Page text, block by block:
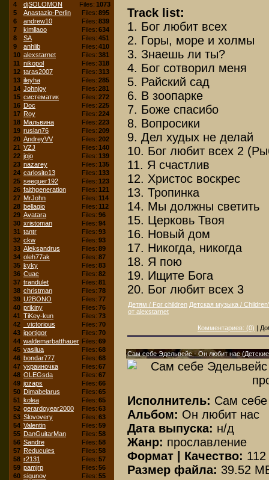
4
djSOLOMON Files: 1073
5
Anastazio-Perlin Files: 895
6
andrew10 Files: 839
7
kimllaoo Files: 634
8
SA Files: 451
9
anhlib Files: 410
10 alexstarnet Files: 381
11
nikopol Files: 318
12 taras2007 Files: 313
13 ileyha Files: 285
14 Johnjoy Files: 281
15 систематик Files: 272
16 Doc Files: 225
17 Roy Files: 224
18 Мальвина Files: 223
19 ruslan76 Files: 209
20 AndreyVV Files: 202
21 VZJ Files: 140
22 jojo Files: 139
23 nazarey Files: 135
24 carlosito13 Files: 133
25 seequer192 Files: 123
26 faithgeneration Files: 121
27 MrJohn Files: 114
28 bellagio Files: 112
29 Avatara Files: 96
30 xristoman Files: 94
31 tantr Files: 93
32 ckw Files: 93
33 Aleksandrus Files: 89
34 oleh77ak Files: 87
35 kyky Files: 83
36 Cuac Files: 82
37 trandulet Files: 81
38 christman Files: 78
39 U2BONO Files: 77
40 prikiny Files: 76
41 TiKey-kun Files: 73
42
_victorious Files: 70
43 igortigor Files: 70
44 waldemarbatthauer Files: 69
45 vasilua Files: 68
46 bondar777 Files: 68
47 украиночка Files: 67
48 OLEGsda Files: 67
49 jozaps Files: 66
50 Dimabelarus Files: 65
51 kolea Files: 65
52 gerardoyear2000 Files: 63
53 Slovovery Files: 63
54 Valentin Files: 59
55 DanGuitarMan Files: 58
56 Sandre Files: 58
57 Reducules Files: 58
58 r2131 Files: 57
59 pamjrp Files: 56
60 sigunov Files: 55
Track list:
1. Бог любит всех
2. Горы, море и холмы
3. Знаешь ли ты?
4. Бог сотворил меня
5. Райский сад
6. В зоопарке
7. Боже спасибо
8. Вопросики
9. Дел худых не делай
10. Бог любит всех 2
11. Я счастлив
12. Христос воскрес
13. Тропинка
14. Мы должны светить
15. Церковь Твоя
16. Новый дом
17. Никогда, никогда
18. Я пою
19. Ищите Бога
20. Бог любит всех 3
Детям / For children Детская музыка /
от alexstarnet
Комментариев: (0) |
Сам себе Эдельвейс - Он любит нас
Исполнитель: Сам
Альбом: Он любит нас
Дата выпуска: н/д
Жанр: прославление
Формат | Качество:
Размер файла: 39.52